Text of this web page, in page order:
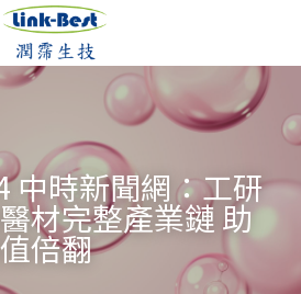
中時新聞網：工研
材完整產業鏈 助
倍翻